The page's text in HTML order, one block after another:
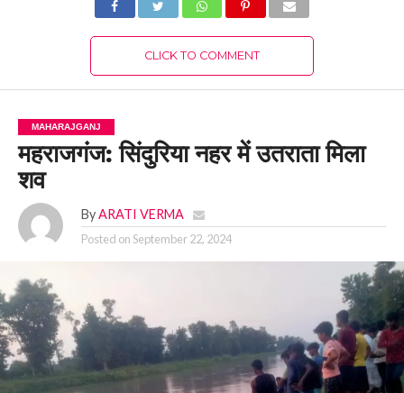
CLICK TO COMMENT
MAHARAJGANJ
महराजगंज: सिंदुरिया नहर में उतराता मिला
शव
By ARATI VERMA
Posted onSeptember 22, 2024